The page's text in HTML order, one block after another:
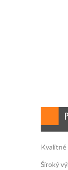
Kvalitné
Široký